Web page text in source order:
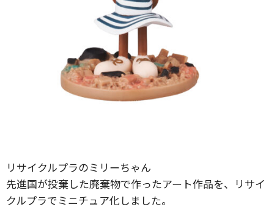
リサイクルプラのミリーちゃん
先進国が投棄した廃棄物で作ったアート作品を、リサイ
クルプラでミニチュア化しました。